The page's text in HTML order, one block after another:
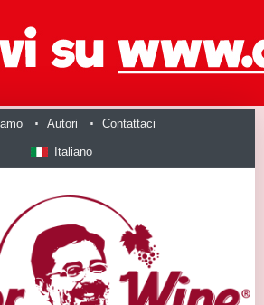
Autori Contattaci
Italiano